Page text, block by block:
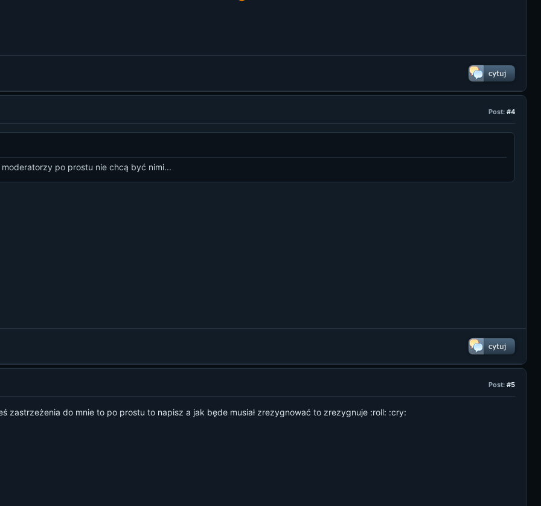
Post: #4
po prostu nie chcą być nimi...
Post: #5
zastrzeżenia do mnie to po prostu to napisz a jak będe musiał zrezygnować to zrezygnuje :roll: :cry: